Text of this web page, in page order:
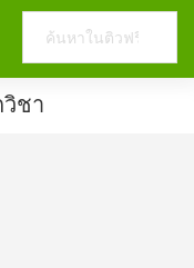
website
ชา